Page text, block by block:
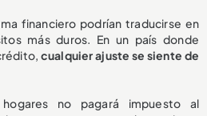
financiero podrían traducirse en
más duros. En un país donde
cualquier ajuste se siente de
no pagará impuesto al